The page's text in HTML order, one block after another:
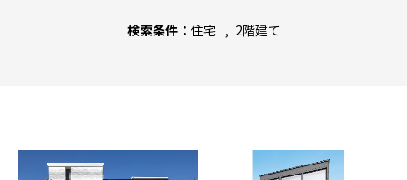
検索条件： 住宅 2階建て